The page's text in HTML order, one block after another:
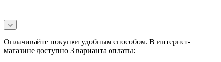
Оплачивайте покупки удобным способом. В интернет-
магазине доступно 3 варианта оплаты: